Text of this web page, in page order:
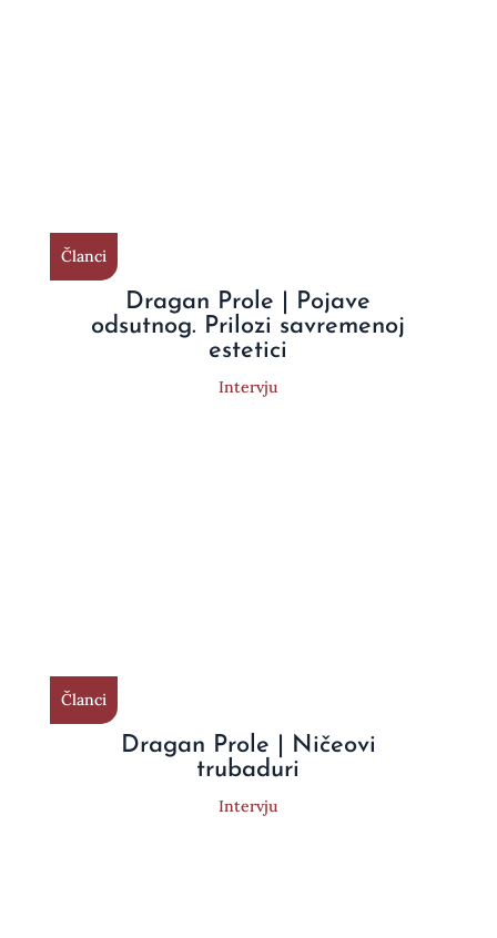
Članci
Dragan Prole | Pojave
odsutnog. Prilozi savremenoj
estetici
Intervju
Članci
Dragan Prole | Ničeovi
trubaduri
Intervju